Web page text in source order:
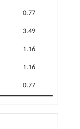
0.77
3.49
1.16
1.16
0.77